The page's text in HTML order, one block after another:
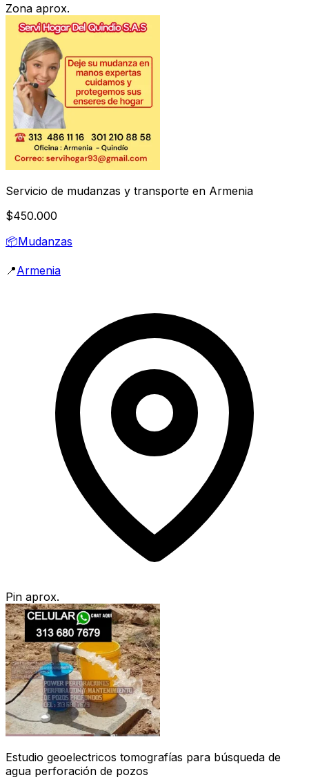
Zona aprox.
Servicio de mudanzas y transporte en Armenia
$450.000
📦Mudanzas
📍Armenia
Pin aprox.
Estudio geoelectricos tomografías para búsqueda de
agua perforación de pozos